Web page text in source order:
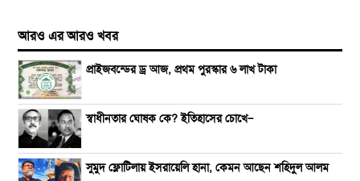
আরও এর আরও খবর
প্রাইজবন্ডের ড্র আজ, প্রথম পুরস্কার ৬ লাখ টাকা
স্বাধীনতার ঘোষক কে? ইতিহাসের চোখে—
সুমুদ ফ্লোটিলায় ইসরায়েলি হানা, কেমন আছেন শহিদুল আলম